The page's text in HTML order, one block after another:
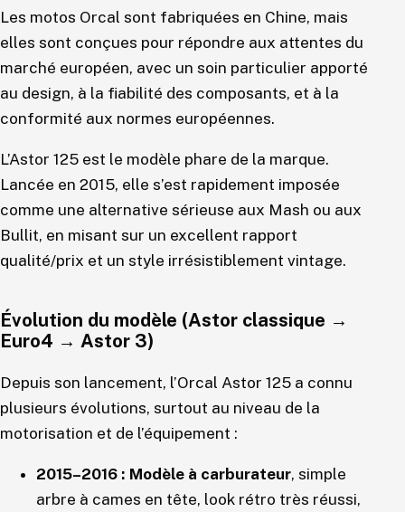
Les motos Orcal sont fabriquées en Chine, mais
elles sont conçues pour répondre aux attentes du
marché européen, avec un soin particulier apporté
au design, à la fiabilité des composants, et à la
conformité aux normes européennes.
L’Astor 125 est le modèle phare de la marque.
Lancée en 2015, elle s’est rapidement imposée
comme une alternative sérieuse aux Mash ou aux
Bullit, en misant sur un excellent rapport
qualité/prix et un style irrésistiblement vintage.
Évolution du modèle (Astor classique →
Euro4 → Astor 3)
Depuis son lancement, l’Orcal Astor 125 a connu
plusieurs évolutions, surtout au niveau de la
motorisation et de l’équipement :
2015–2016 : Modèle à carburateur, simple
arbre à cames en tête, look rétro très réussi,